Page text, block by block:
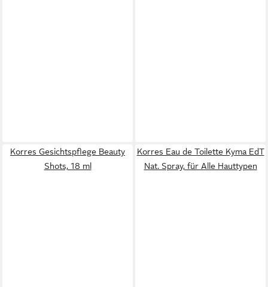
Korres Gesichtspflege Beauty
Shots, 18 ml
Korres Eau de Toilette Kyma EdT
Nat. Spray, für Alle Hauttypen